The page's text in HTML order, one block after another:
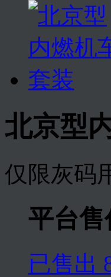
北京型
仅限灰码
平台售
已售出